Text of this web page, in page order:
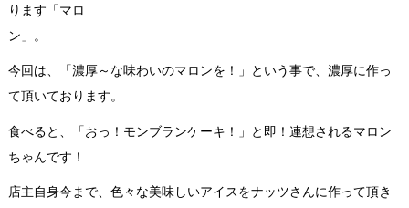
ります「マロ
ン」。
今回は、「濃厚～な味わいのマロンを！」という事で、濃厚に作っ
て頂いております。
食べると、「おっ！モンブランケーキ！」と即！連想されるマロン
ちゃんです！
店主自身今まで、色々な美味しいアイスをナッツさんに作って頂き